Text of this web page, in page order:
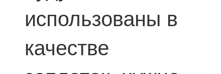
использованы в
качестве